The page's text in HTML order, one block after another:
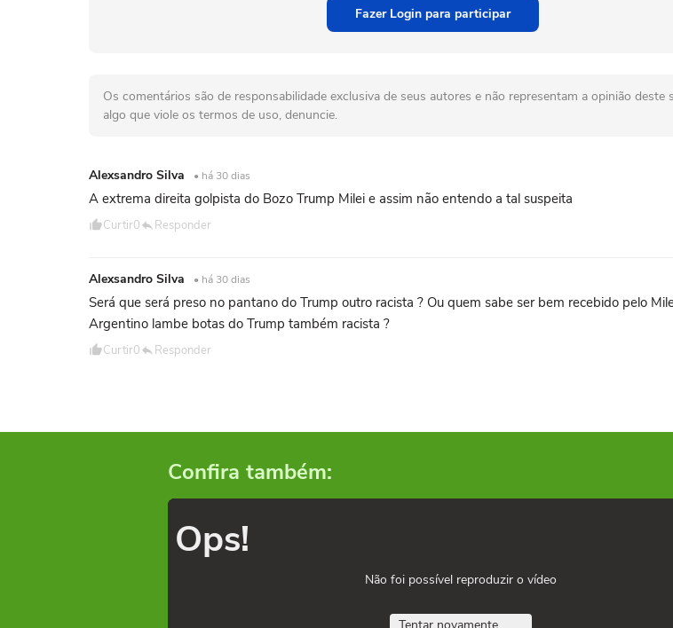
Fazer Login para participar
Os comentários são de responsabilidade exclusiva de seus autores e não representam a opinião deste
algo que viole os termos de uso, denuncie.
Alexsandro Silva • há 30 dias
A extrema direita golpista do Bozo Trump Milei e assim não entendo a tal suspeita
Curtir0 Responder
Alexsandro Silva • há 30 dias
Será que será preso no pantano do Trump outro racista ? Ou quem sabe ser bem recebido pelo
Argentino lambe botas do Trump também racista ?
Curtir0 Responder
Confira também:
Ops!
Não foi possível reproduzir o vídeo